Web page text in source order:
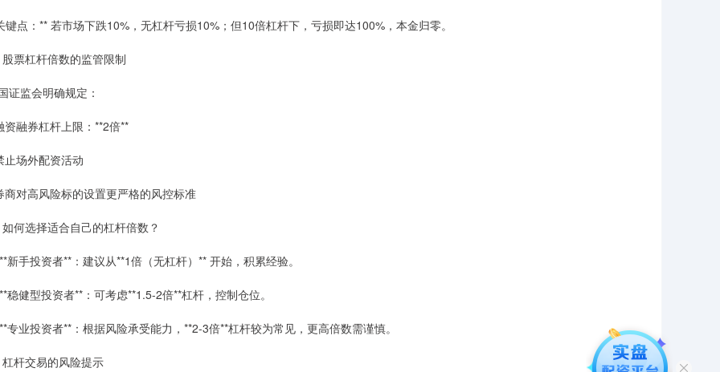
键点：** 若市场下跌10%，无杠杆亏损10%；但10倍杠杆下，亏损即达100%，本金归零。
票杠杆倍数的监管限制
证监会明确规定：
资融券杠杆上限：**2倍**
止场外配资活动
商对高风险标的设置更严格的风控标准
何选择适合自己的杠杆倍数？
新手投资者**：建议从**1倍（无杠杆）** 开始，积累经验。
稳健型投资者**：可考虑**1.5-2倍**杠杆，控制仓位。
专业投资者**：根据风险承受能力，**2-3倍**杠杆较为常见，更高倍数需谨慎。
杆交易的风险提示